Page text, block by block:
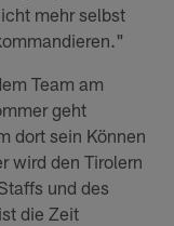
mehr selbst
Team am
geht
dort sein Können
wird den Tirolern
und des
die Zeit